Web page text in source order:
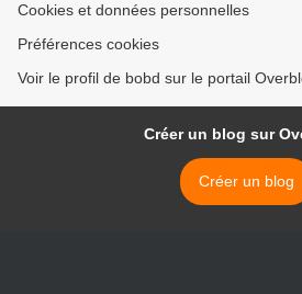
Cookies et données personnelles
Préférences cookies
Voir le profil de bobd sur le portail
Créer un blog sur
Créer un blog